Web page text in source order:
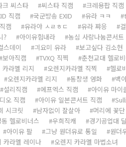
크 씨스타 씨스타 직캠 크레용팝 직캠
직캠 국군방송 EXID 유라 ㅋㅋ
캠 유라야 ㅅㄹㅎㄷ 유라 쨔응
? 아이유힘내라 농심 사랑나눔콘서트
스데이 긔요미 유라 보고싶다 김소현
보아직캠 TVXQ 직찍 춘천교대 헬로
카라멜 리지 오렌지카라멜 직찍
헬로
오렌지카라멜 리지 동창생 영화
백
설리직캠 에프엑스 직캠
아이유 마이
오 직캠 아이유 일본콘서트 직캠 Sulli
시크릿 남자없이 잘살아
머리에 꽃
동 헬로비너스 우희직캐
경기공업대
아이유 팔 그냥 원더유로 통일
원더
카라멜 레이나 오렌지 카라멜 마법소녀